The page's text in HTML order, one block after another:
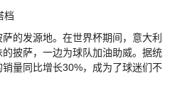
档
的发源地。在世界杯期间，意大利
披萨，一边为球队加油助威。据统
量同比增长30%，成为了球迷们不